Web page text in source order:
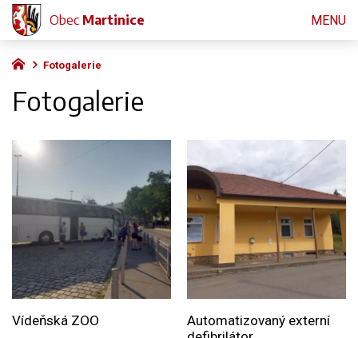
Fotogalerie
Fotogalerie
Vídeňská ZOO
Automatizovaný externí
Obec Martinice MENU